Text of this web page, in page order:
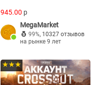
945.00 p
MegaMarket
99%, 10327 отзывов
на рынке 9 лет
★★★